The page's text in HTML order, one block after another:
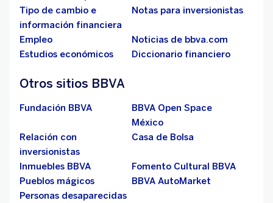
Tipo de cambio e
información financiera
Notas para inversionistas
Empleo
Noticias de bbva.com
Estudios económicos
Diccionario financiero
Otros sitios BBVA
Fundación BBVA
BBVA Open Space
México
Relación con
inversionistas
Casa de Bolsa
Inmuebles BBVA
Fomento Cultural BBVA
Pueblos mágicos
BBVA AutoMarket
Personas desaparecidas